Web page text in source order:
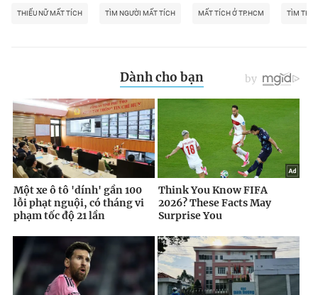
THIẾU NỮ MẤT TÍCH TÌM NGƯỜI MẤT TÍCH MẤT TÍCH Ở TP.HCM TÌM